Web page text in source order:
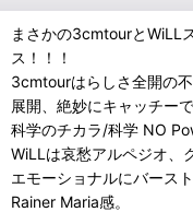
まさかの3cmtourとWiLL
ス！！！
3cmtourはらしさ全開の
展開、絶妙にキャッチー
科学のチカラ/科学 NO
WiLLは哀愁アルペジオ、
エモーショナルにバース
Rainer Maria感。